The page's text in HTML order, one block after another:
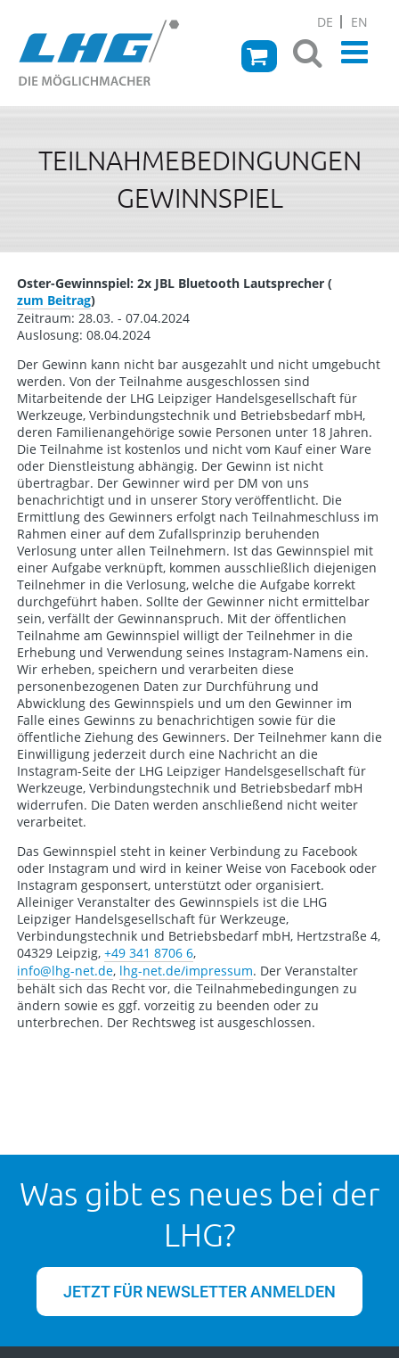
DE EN
TEILNAHMEBEDINGUNGEN
GEWINNSPIEL
Oster-Gewinnspiel: 2x JBL Bluetooth Lautsprecher (
zum Beitrag)
Zeitraum: 28.03. - 07.04.2024
Auslosung: 08.04.2024
Der Gewinn kann nicht bar ausgezahlt und nicht umgebucht
werden. Von der Teilnahme ausgeschlossen sind
Mitarbeitende der LHG Leipziger Handelsgesellschaft für
Werkzeuge, Verbindungstechnik und Betriebsbedarf mbH,
deren Familienangehörige sowie Personen unter 18 Jahren.
Die Teilnahme ist kostenlos und nicht vom Kauf einer Ware
oder Dienstleistung abhängig. Der Gewinn ist nicht
übertragbar. Der Gewinner wird per DM von uns
benachrichtigt und in unserer Story veröffentlicht. Die
Ermittlung des Gewinners erfolgt nach Teilnahmeschluss im
Rahmen einer auf dem Zufallsprinzip beruhenden
Verlosung unter allen Teilnehmern. Ist das Gewinnspiel mit
einer Aufgabe verknüpft, kommen ausschließlich diejenigen
Teilnehmer in die Verlosung, welche die Aufgabe korrekt
durchgeführt haben. Sollte der Gewinner nicht ermittelbar
sein, verfällt der Gewinnanspruch. Mit der öffentlichen
Teilnahme am Gewinnspiel willigt der Teilnehmer in die
Erhebung und Verwendung seines Instagram-Namens ein.
Wir erheben, speichern und verarbeiten diese
personenbezogenen Daten zur Durchführung und
Abwicklung des Gewinnspiels und um den Gewinner im
Falle eines Gewinns zu benachrichtigen sowie für die
öffentliche Ziehung des Gewinners. Der Teilnehmer kann die
Einwilligung jederzeit durch eine Nachricht an die
Instagram-Seite der LHG Leipziger Handelsgesellschaft für
Werkzeuge, Verbindungstechnik und Betriebsbedarf mbH
widerrufen. Die Daten werden anschließend nicht weiter
verarbeitet.
Das Gewinnspiel steht in keiner Verbindung zu Facebook
oder Instagram und wird in keiner Weise von Facebook oder
Instagram gesponsert, unterstützt oder organisiert.
Alleiniger Veranstalter des Gewinnspiels ist die LHG
Leipziger Handelsgesellschaft für Werkzeuge,
Verbindungstechnik und Betriebsbedarf mbH, Hertzstraße 4,
04329 Leipzig, +49 341 8706 6,
info@lhg-net.de, lhg-net.de/impressum. Der Veranstalter
behält sich das Recht vor, die Teilnahmebedingungen zu
ändern sowie es ggf. vorzeitig zu beenden oder zu
unterbrechen. Der Rechtsweg ist ausgeschlossen.
Was gibt es neues bei der
LHG?
JETZT FÜR NEWSLETTER ANMELDEN